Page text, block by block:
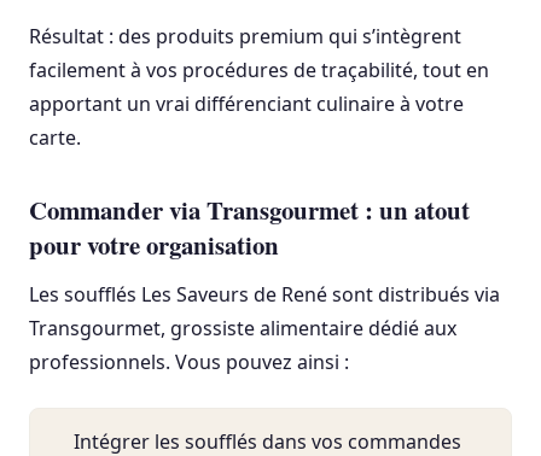
Résultat : des produits premium qui s’intègrent
facilement à vos procédures de traçabilité, tout en
apportant un vrai différenciant culinaire à votre
carte.
Commander via Transgourmet : un atout
pour votre organisation
Les soufflés Les Saveurs de René sont distribués via
Transgourmet, grossiste alimentaire dédié aux
professionnels. Vous pouvez ainsi :
Intégrer les soufflés dans vos commandes